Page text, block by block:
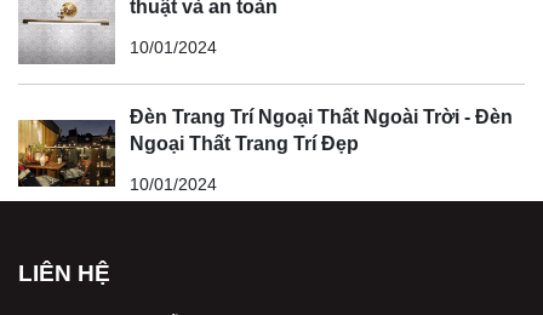
thuật và an toàn
10/01/2024
Đèn Trang Trí Ngoại Thất Ngoài Trời - Đèn
Ngoại Thất Trang Trí Đẹp
10/01/2024
LIÊN HỆ